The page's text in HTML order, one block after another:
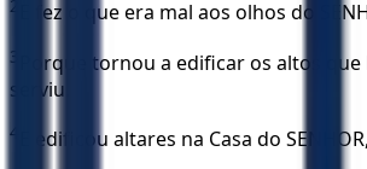
2 E fez o que era mal aos olhos do
3
Porque tornou a edificar os altos
serviu.
4 E edificou altares na Casa do